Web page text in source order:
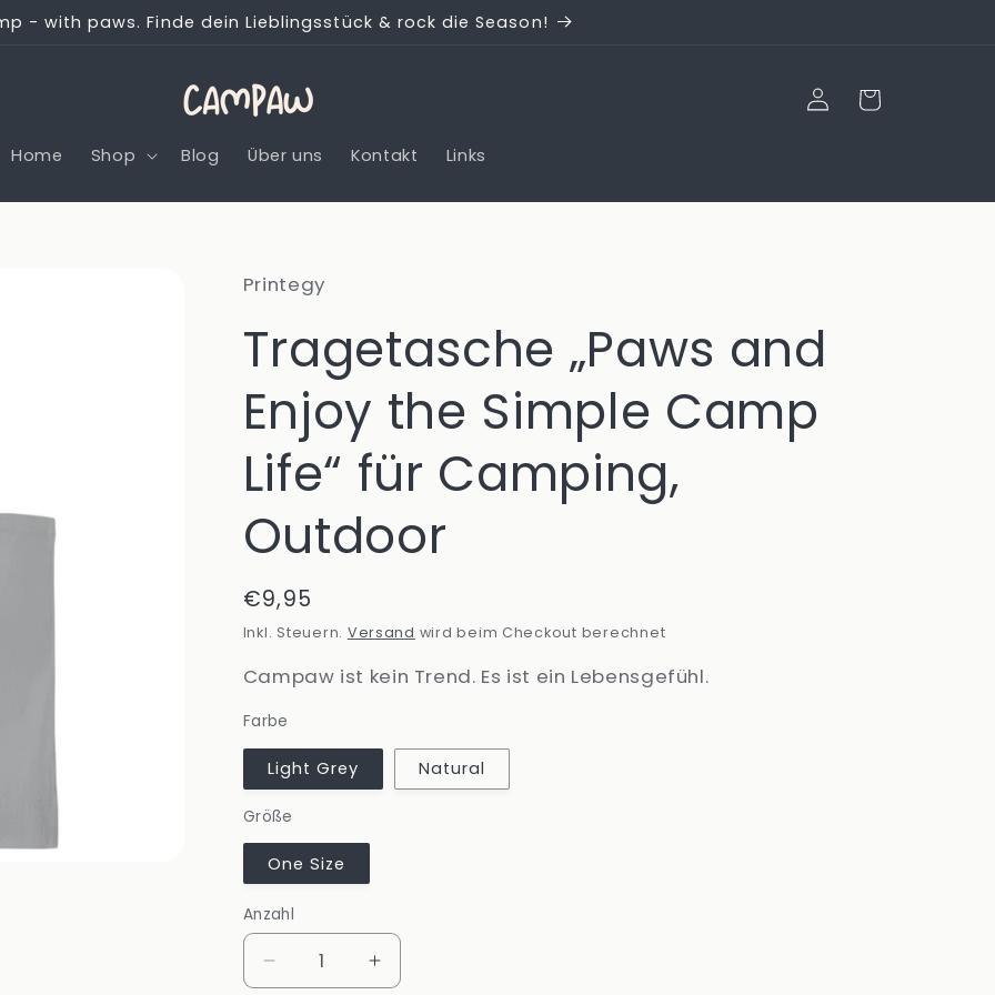
- with paws. Finde dein Lieblingsstück & rock die Season!
Home Shop Blog Über uns Kontakt Links
EinloggenWarenkorb
Printegy
Tragetasche „Paws and
Enjoy the Simple Camp
Life“ für Camping,
Outdoor
Normaler
Preis
€9,95
Inkl. Steuern. Versand wird beim Checkout berechnet
Campaw ist kein Trend. Es ist ein Lebensgefühl.
Farbe
Light Grey Natural
Größe
One Size
Anzahl
Anzahl
Verringere
Erhöhe